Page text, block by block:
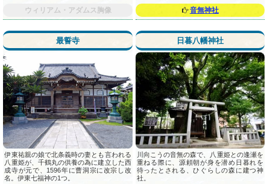
ウィリアム・アダムス胸像 音無神社
最誓寺
伊東祐親の娘で北条義時の妻とも言われる
八重姫が、千鶴丸の供養の為に建立した西
成寺が元で、1596年に曹洞宗に改宗し改
名。伊東七福神の1つ。
日暮八幡神社
川向こうの音無の森で、八重姫との逢瀬を
重ねる際に、源頼朝が身を潜め日暮れを
待ったとされる、ひぐらしの森に建つ神
社。